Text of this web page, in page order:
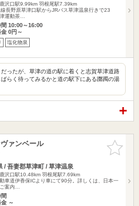
沢口駅9.99km 羽根尾駅7.39km
長野原草津口駅からJRバス草津温泉行きで23
運動茶…
間 10:00～16:00
0円～
塩化物泉
ったが、草津の道の駅に着くと志賀草津道路
らく待ってみるかと道の駅下にある躑躅の湯
お気に入
りに追加
ァンベール
/ 吾妻郡草津町 / 草津温泉
沢口駅10.48km 羽根尾駅7.69km
車道伊香保ICより車にて90分。詳しくは、日本一
案内…
～